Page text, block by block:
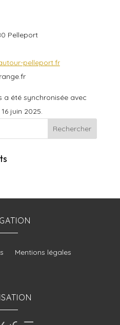
Pelleport
pelleport.fr
a été synchronisée avec
16 juin 2025.
Mentions légales